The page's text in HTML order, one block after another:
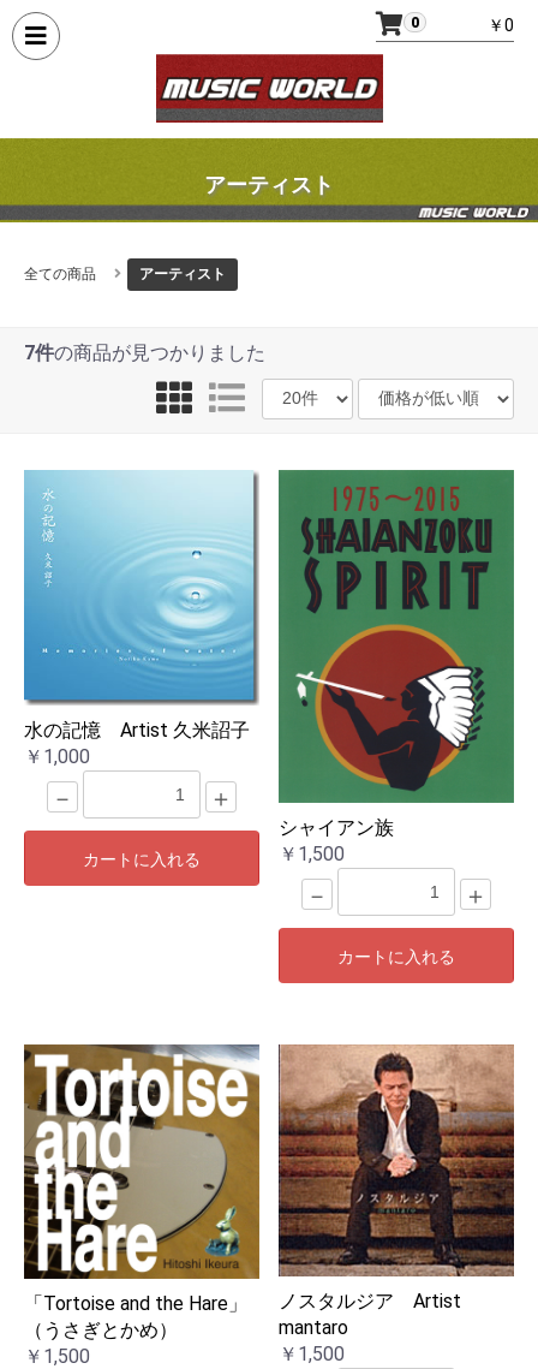
0 ￥0
アーティスト
全ての商品 アーティスト
7件の商品が見つかりました
水の記憶 Artist 久米詔子
￥1,000
－ ＋
カートに入れる
シャイアン族
￥1,500
－ ＋
カートに入れる
「Tortoise and the Hare」
（うさぎとかめ）
￥1,500
ノスタルジア Artist
mantaro
￥1,500